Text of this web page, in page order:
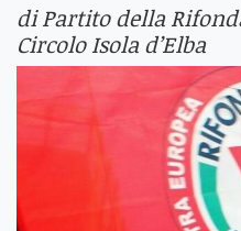
di Partito della
Circolo Isola d’Elba